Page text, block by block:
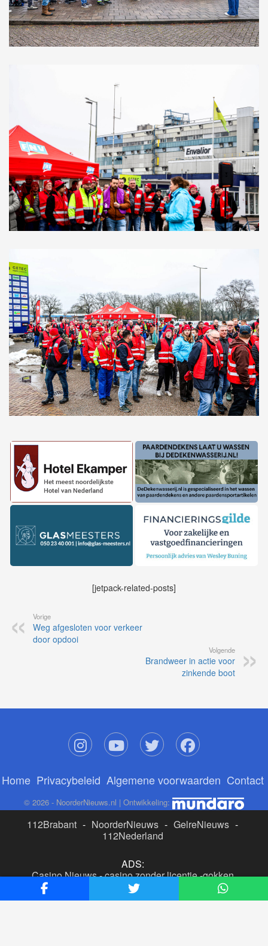
[jetpack-related-posts]
Vorige
Weg afgesloten voor verkeer
door opdooi
Volgende
Brandweer in actie voor
zinkende boot
Home Privacybeleid Algemene voorwaarden Contact
© 2026 - NoorderNieuws.nl | Ontwikkeling:
112Brabant - NoorderNieuws - GelreNieuws -
112Nederland
ADS:
Casino Nieuws-casino zonder licentie-gokken
buitenlandse site
beste online casino nederland